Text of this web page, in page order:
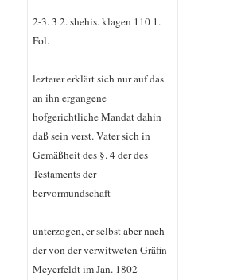
2-3. 3 2. shehis. klagen 110 1.
Fol.
lezterer erklärt sich nur auf das
an ihn ergangene
hofgerichtliche Mandat dahin
daß sein verst. Vater sich in
Gemäßheit des §. 4 der des
Testaments der
bervormundschaft
unterzogen, er selbst aber nach
der von der verwitweten Gräfin
Meyerfeldt im Jan. 1802